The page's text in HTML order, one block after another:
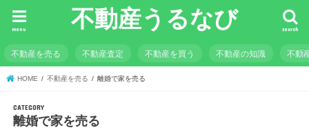
不動産うるなび search
menu
不動産を売る 不動産査定 不動産を買う 不動産の知識 不動
HOME 不動産を売る 離婚で家を売る
離婚で家を売る